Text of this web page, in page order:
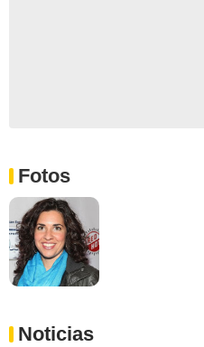
Fotos
Noticias